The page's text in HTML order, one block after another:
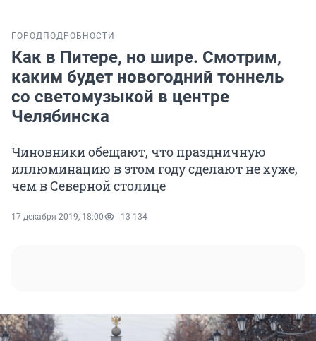
ГОРОД ПОДРОБНОСТИ
Как в Питере, но шире. Смотрим,
каким будет новогодний тоннель
со светомузыкой в центре
Челябинска
Чиновники обещают, что праздничную
иллюминацию в этом году сделают не хуже,
чем в Северной столице
17 декабря 2019, 18:00 13 134